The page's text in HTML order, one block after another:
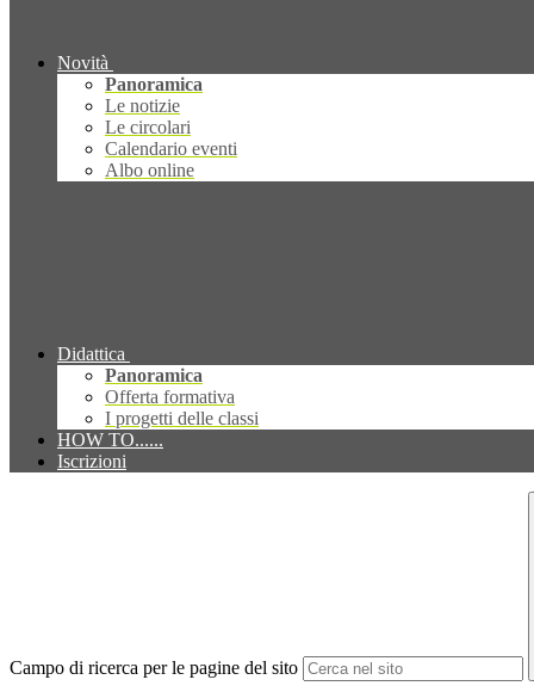
Novità
Panoramica
Le notizie
Le circolari
Calendario eventi
Albo online
Didattica
Panoramica
Offerta formativa
I progetti delle classi
HOW TO......
Iscrizioni
Campo di ricerca per le pagine del sito